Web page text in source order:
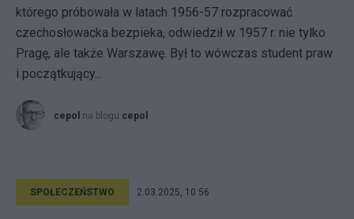
którego próbowała w latach 1956-57 rozpracować
czechosłowacka bezpieka, odwiedził w 1957 r. nie tylko
Pragę, ale także Warszawę. Był to wówczas student praw
i początkujący...
cepol na blogu cepol
SPOŁECZEŃSTWO 2.03.2025, 10:56